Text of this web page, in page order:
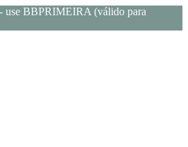
use BBPRIMEIRA (válido para